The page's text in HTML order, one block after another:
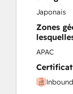
Japonais
Zones
APAC